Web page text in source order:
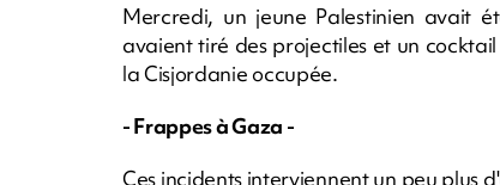
Mercredi, un jeune Palestinien avait
avaient tiré des projectiles et un
la Cisjordanie occupée.
- Frappes à Gaza -
Ces incidents interviennent un peu plus